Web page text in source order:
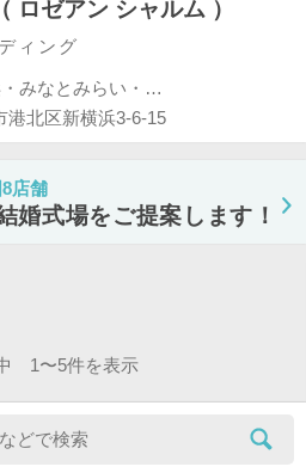
ロゼアン シャルム ）
ィング
新横浜駅 (横浜・みなとみらい・新横浜・川崎)
港北区新横浜3-6-15
店舗
婚式場をご提案します！
1〜5件を表示